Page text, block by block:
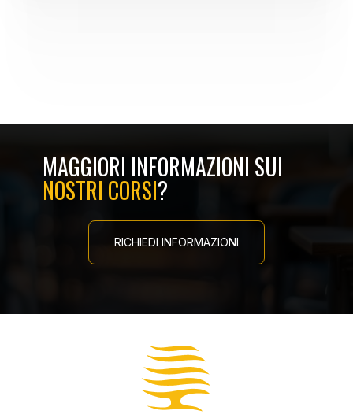
MAGGIORI INFORMAZIONI SUI
NOSTRI CORSI?
RICHIEDI INFORMAZIONI